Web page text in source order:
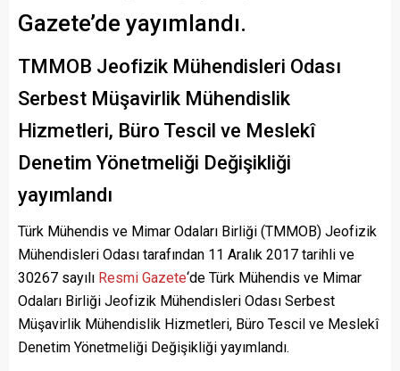
Gazete’de yayımlandı.
TMMOB Jeofizik Mühendisleri Odası
Serbest Müşavirlik Mühendislik
Hizmetleri, Büro Tescil ve Meslekî
Denetim Yönetmeliği Değişikliği
yayımlandı
Türk Mühendis ve Mimar Odaları Birliği (TMMOB) Jeofizik
Mühendisleri Odası tarafından 11 Aralık 2017 tarihli ve
30267 sayılı Resmi Gazete‘de Türk Mühendis ve Mimar
Odaları Birliği Jeofizik Mühendisleri Odası Serbest
Müşavirlik Mühendislik Hizmetleri, Büro Tescil ve Meslekî
Denetim Yönetmeliği Değişikliği yayımlandı.